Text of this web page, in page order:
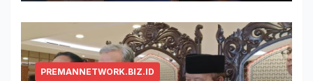
PREMANNETWORK.BIZ.ID